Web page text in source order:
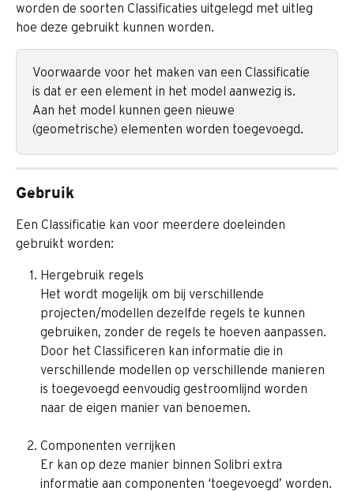
worden de soorten Classificaties uitgelegd met uitleg
hoe deze gebruikt kunnen worden.
Voorwaarde voor het maken van een Classificatie
is dat er een element in het model aanwezig is.
Aan het model kunnen geen nieuwe
(geometrische) elementen worden toegevoegd.
Gebruik
Een Classificatie kan voor meerdere doeleinden
gebruikt worden:
Hergebruik regels
Het wordt mogelijk om bij verschillende
projecten/modellen dezelfde regels te kunnen
gebruiken, zonder de regels te hoeven aanpassen.
Door het Classificeren kan informatie die in
verschillende modellen op verschillende manieren
is toegevoegd eenvoudig gestroomlijnd worden
naar de eigen manier van benoemen.
Componenten verrijken
Er kan op deze manier binnen Solibri extra
informatie aan componenten ‘toegevoegd’ worden.